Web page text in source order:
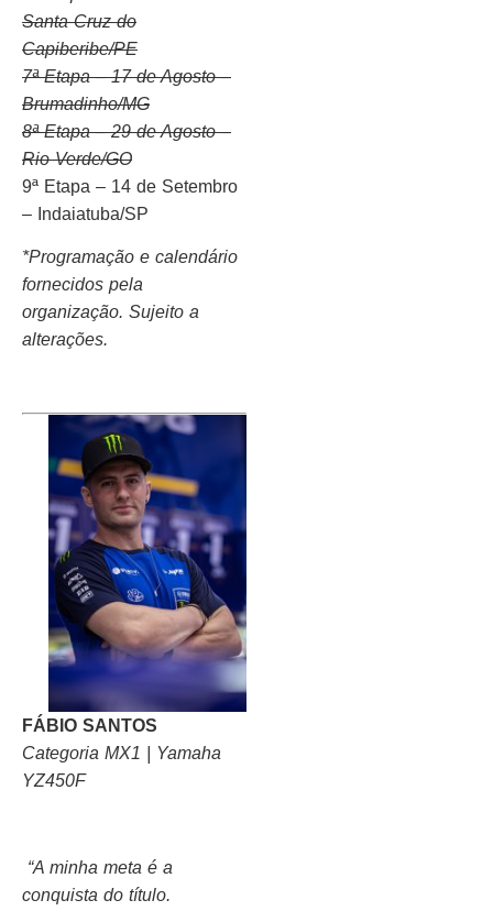
Santa Cruz do
Capiberibe/PE
7ª Etapa – 17 de Agosto –
Brumadinho/MG
8ª Etapa – 29 de Agosto –
Rio Verde/GO
9ª Etapa – 14 de Setembro
– Indaiatuba/SP
*Programação e calendário
fornecidos pela
organização. Sujeito a
alterações.
FÁBIO SANTOS
Categoria MX1 | Yamaha
YZ450F
“A minha meta é a
conquista do título.